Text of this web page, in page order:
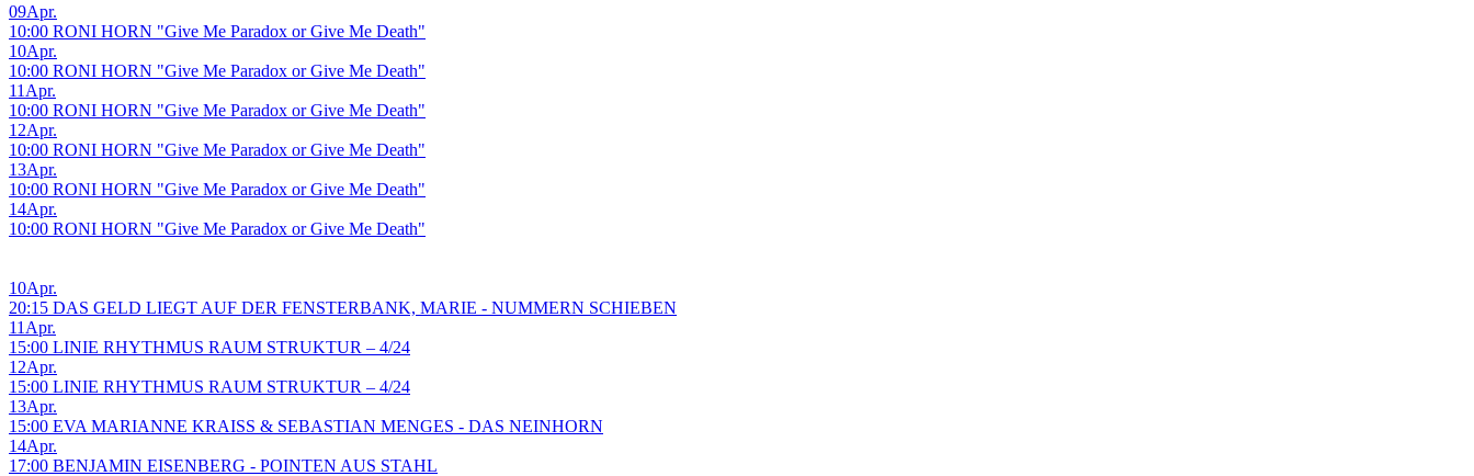
09Apr.
10:00 RONI HORN "Give Me Paradox or Give Me Death"
10Apr.
10:00 RONI HORN "Give Me Paradox or Give Me Death"
11 Apr.
10:00 RONI HORN "Give Me Paradox or Give Me Death"
12Apr.
10:00 RONI HORN "Give Me Paradox or Give Me Death"
13Apr.
10:00 RONI HORN "Give Me Paradox or Give Me Death"
14Apr.
10:00 RONI HORN "Give Me Paradox or Give Me Death"
10Apr.
20:15 DAS GELD LIEGT AUF DER FENSTERBANK, MARIE - NUMMERN SCHIEBEN
11 Apr.
15:00 LINIE RHYTHMUS RAUM STRUKTUR – 4/24
12Apr.
15:00 LINIE RHYTHMUS RAUM STRUKTUR – 4/24
13Apr.
15:00 EVA MARIANNE KRAISS & SEBASTIAN MENGES - DAS NEINHORN
14Apr.
17:00 BENJAMIN EISENBERG - POINTEN AUS STAHL